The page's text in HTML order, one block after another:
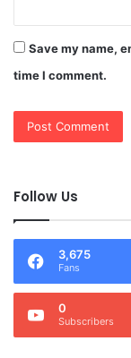
Save my name,
time I comment.
Follow Us
3,675
Fans
0
Subscribers